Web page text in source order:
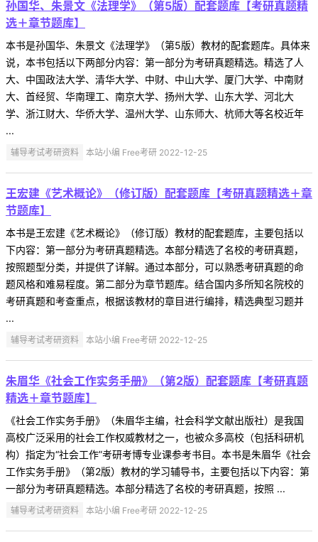
孙国华、朱景文《法理学》（第5版）配套题库【考研真题精
选＋章节题库】
本书是孙国华、朱景文《法理学》（第5版）教材的配套题库。具体来
说，本书包括以下两部分内容：第一部分为考研真题精选。精选了人
大、中国政法大学、清华大学、中财、中山大学、厦门大学、中南财
大、首经贸、华南理工、南京大学、扬州大学、山东大学、河北大
学、浙江财大、华侨大学、温州大学、山东师大、杭师大等名校近年
...
辅导考试考研资料 本站小编 Free考研 2022-12-25
王宏建《艺术概论》（修订版）配套题库【考研真题精选＋章
节题库】
本书是王宏建《艺术概论》（修订版）教材的配套题库，主要包括以
下内容：第一部分为考研真题精选。本部分精选了名校的考研真题，
按照题型分类，并提供了详解。通过本部分，可以熟悉考研真题的命
题风格和难易程度。第二部分为章节题库。结合国内多所知名院校的
考研真题和考查重点，根据该教材的章目进行编排，精选典型习题并
...
辅导考试考研资料 本站小编 Free考研 2022-12-25
朱眉华《社会工作实务手册》（第2版）配套题库【考研真题
精选＋章节题库】
《社会工作实务手册》（朱眉华主编，社会科学文献出版社）是我国
高校广泛采用的社会工作权威教材之一，也被众多高校（包括科研机
构）指定为“社会工作”考研考博专业课参考书目。本书是朱眉华《社会
工作实务手册》（第2版）教材的学习辅导书，主要包括以下内容：第
一部分为考研真题精选。本部分精选了名校的考研真题，按照 ...
辅导考试考研资料 本站小编 Free考研 2022-12-25